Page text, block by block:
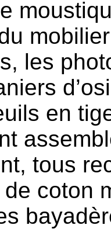
les
en
tous
coton